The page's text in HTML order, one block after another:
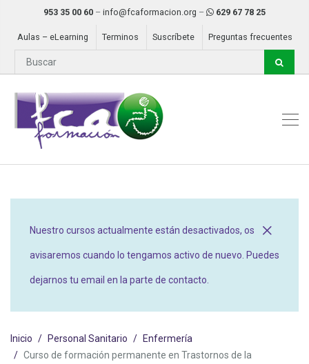
953 35 00 60 – info@fcaformacion.org – 629 67 78 25
Aulas – eLearning Terminos Suscríbete Preguntas frecuentes
Nuestro cursos actualmente están desactivados, os
avisaremos cuando lo tengamos activo de nuevo. Puedes
dejarnos tu email en la parte de contacto.
Inicio Personal Sanitario
Enfermería
Curso de formación permanente en Trastornos de la